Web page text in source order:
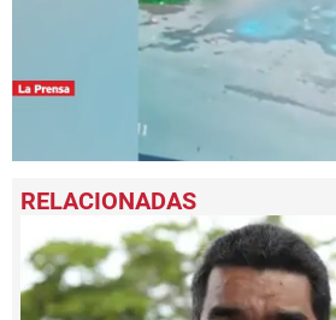
seconds
of
seconds